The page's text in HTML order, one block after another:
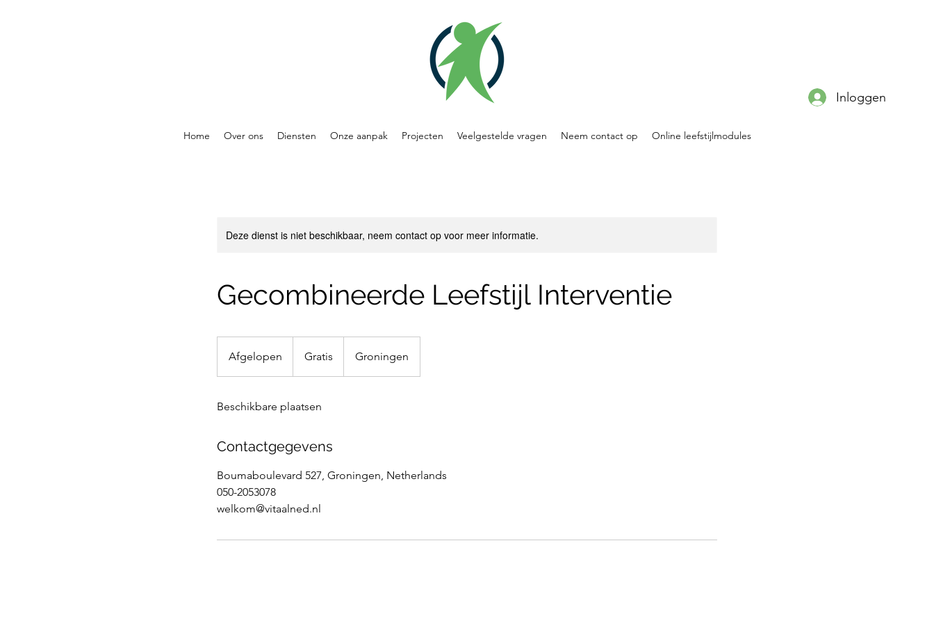
Home Over ons Diensten Onze aanpak Projecten Veelgestelde vragen Neem contact op Online leefstijlmodules
Inloggen
Deze dienst is niet beschikbaar, neem contact op voor meer informatie.
Gecombineerde Leefstijl Interventie
Afgelopen
f
e
p
e
Gratis Groningen
Beschikbare plaatsen
Contactgegevens
Boumaboulevard 527, Groningen, Netherlands
050-2053078
welkom@vitaalned.nl